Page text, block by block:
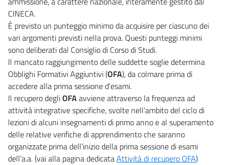
CINECA.
È previsto un punteggio minimo da acquisire per ciascuno dei
vari argomenti previsti nella prova. Questi punteggi minimi
sono deliberati dal Consiglio di Corso di Studi.
Il mancato raggiungimento delle suddette soglie determina
Obblighi Formativi Aggiuntivi (OFA), da colmare prima di
accedere alla prima sessione d’esami.
Il recupero degliOFAavviene attraverso la frequenza ad
attività integrative specifiche, svolte nell’ambito del ciclo di
lezioni di alcuni insegnamenti di primo anno e al superamento
delle relative verifiche di apprendimento che saranno
organizzate prima dell’inizio della prima sessione di esami
dell’a.a. (vai alla pagina dedicataAttività di recupero OFA)